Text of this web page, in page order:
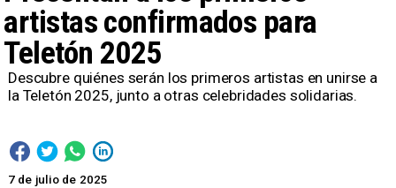
artistas confirmados para
Teletón 2025
7 de julio de 2025
Descubre quiénes serán los primeros artistas en unirse a
la Teletón 2025, junto a otras celebridades solidarias.